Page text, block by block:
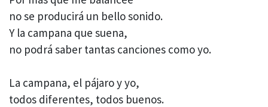
no se producirá un bello sonido.
Y la campana que suena,
no podrá saber tantas canciones como yo.
La campana, el pájaro y yo,
todos diferentes, todos buenos.